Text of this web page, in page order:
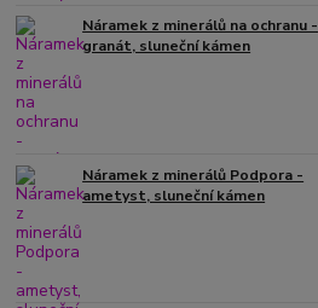
Náramek z minerálů na ochranu -
granát, sluneční kámen
Náramek z minerálů Podpora -
ametyst, sluneční kámen